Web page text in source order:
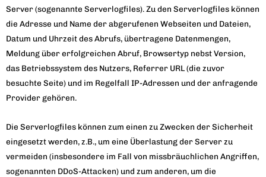
Server (sogenannte Serverlogfiles). Zu den Serverlogfiles können
die Adresse und Name der abgerufenen Webseiten und Dateien,
Datum und Uhrzeit des Abrufs, übertragene Datenmengen,
Meldung über erfolgreichen Abruf, Browsertyp nebst Version,
das Betriebssystem des Nutzers, Referrer URL (die zuvor
besuchte Seite) und im Regelfall IP-Adressen und der anfragende
Provider gehören.
Die Serverlogfiles können zum einen zu Zwecken der Sicherheit
eingesetzt werden, z.B., um eine Überlastung der Server zu
vermeiden (insbesondere im Fall von missbräuchlichen Angriffen,
sogenannten DDoS-Attacken) und zum anderen, um die